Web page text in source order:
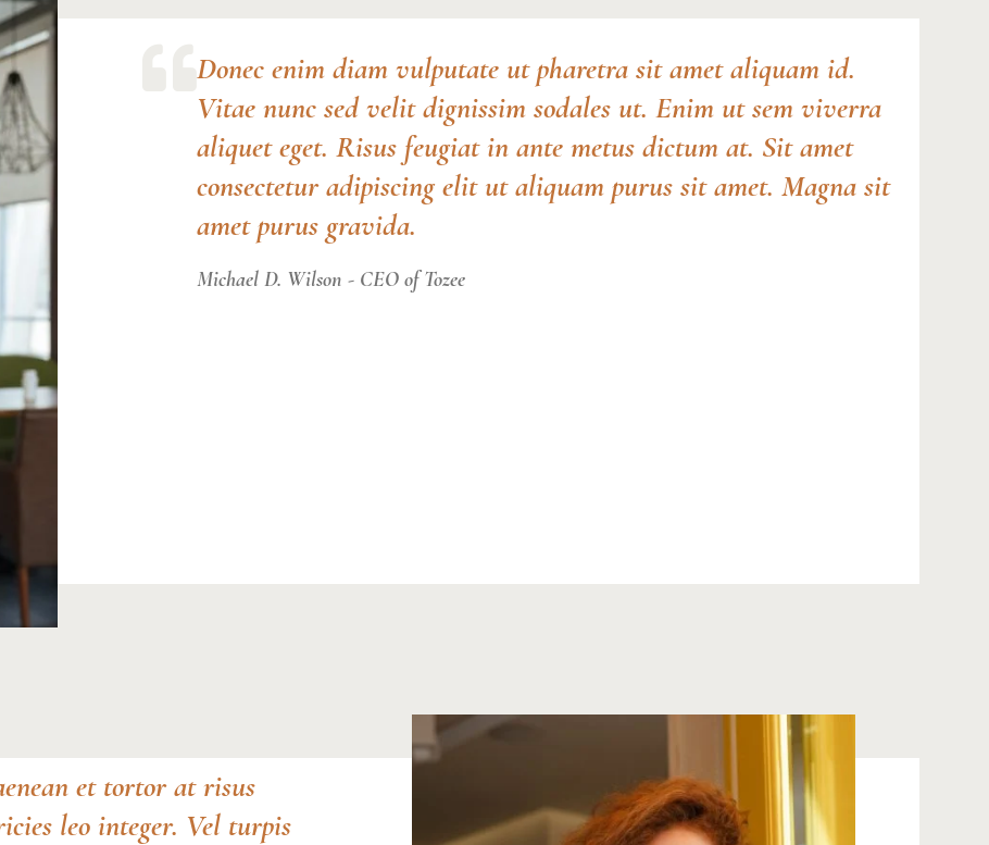
Donec enim diam vulputate ut pharetra sit amet aliquam id.
Vitae nunc sed velit dignissim sodales ut. Enim ut sem viverra
aliquet eget. Risus feugiat in ante metus dictum at. Sit amet
consectetur adipiscing elit ut aliquam purus sit amet. Magna sit
amet purus gravida.
Michael D. Wilson - CEO of Tozee
et tortor at risus
leo integer. Vel turpis